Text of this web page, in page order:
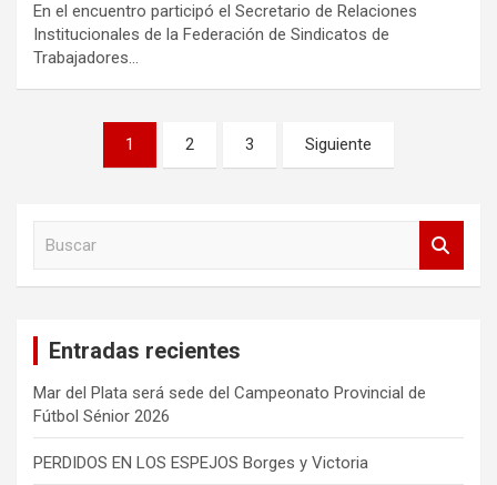
En el encuentro participó el Secretario de Relaciones
Institucionales de la Federación de Sindicatos de
Trabajadores…
Paginación
1 2 3 Siguiente
Entradas recientes
Mar del Plata será sede del Campeonato Provincial de
Fútbol Sénior 2026
PERDIDOS EN LOS ESPEJOS Borges y Victoria